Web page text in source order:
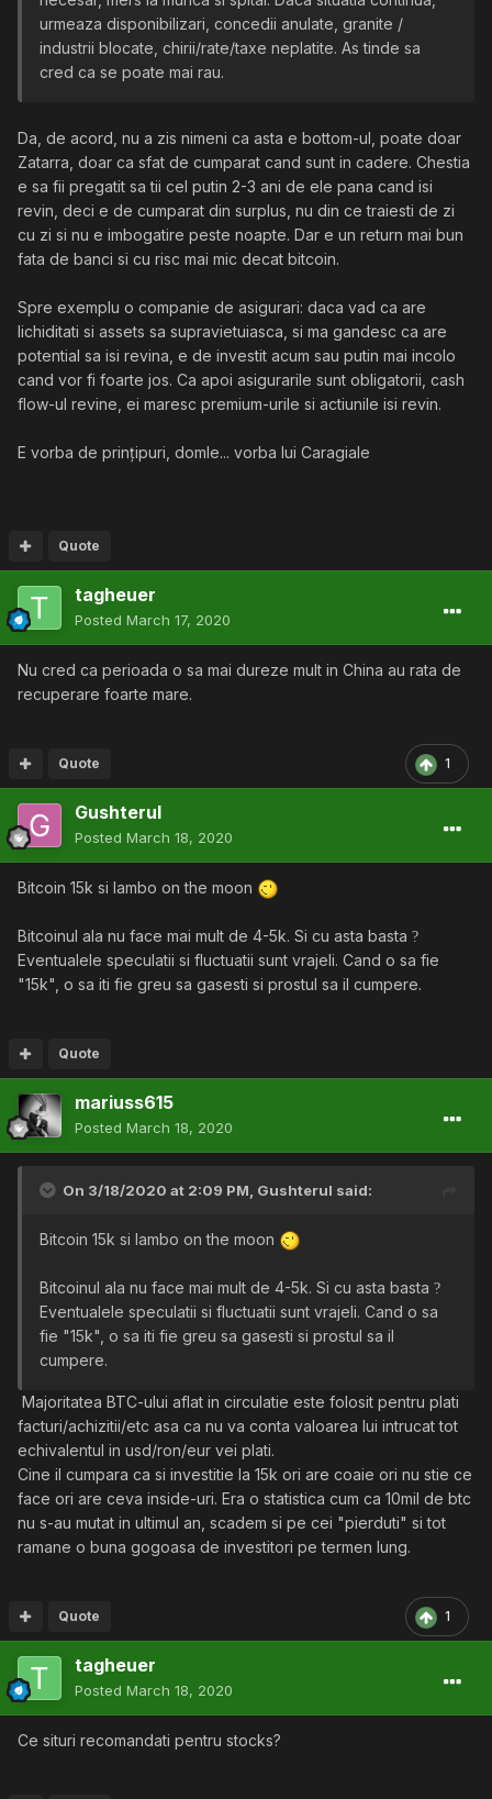
urmeaza disponibilizari, concedii anulate, granite /
industrii blocate, chirii/rate/taxe neplatite. As tinde sa
cred ca se poate mai rau.
Da, de acord, nu a zis nimeni ca asta e bottom-ul, poate doar
Zatarra, doar ca sfat de cumparat cand sunt in cadere. Chestia
e sa fii pregatit sa tii cel putin 2-3 ani de ele pana cand isi
revin, deci e de cumparat din surplus, nu din ce traiesti de zi
cu zi si nu e imbogatire peste noapte. Dar e un return mai bun
fata de banci si cu risc mai mic decat bitcoin.
Spre exemplu o companie de asigurari: daca vad ca are
lichiditati si assets sa supravietuiasca, si ma gandesc ca are
potential sa isi revina, e de investit acum sau putin mai incolo
cand vor fi foarte jos. Ca apoi asigurarile sunt obligatorii, cash
flow-ul revine, ei maresc premium-urile si actiunile isi revin.
E vorba de prințipuri, domle... vorba lui Caragiale
Quote
tagheuer
Posted March 17, 2020
Nu cred ca perioada o sa mai dureze mult in China au rata de
recuperare foarte mare.
1
Quote
Gushterul
Posted March 18, 2020
Bitcoin 15k si lambo on the moon
Bitcoinul ala nu face mai mult de 4-5k. Si cu asta basta ?
Eventualele speculatii si fluctuatii sunt vrajeli. Cand o sa fie
"15k", o sa iti fie greu sa gasesti si prostul sa il cumpere.
Quote
mariuss615
Posted March 18, 2020
On 3/18/2020 at 2:09 PM, Gushterul said:
Bitcoin 15k si lambo on the moon
Bitcoinul ala nu face mai mult de 4-5k. Si cu asta basta ?
Eventualele speculatii si fluctuatii sunt vrajeli. Cand o sa
fie "15k", o sa iti fie greu sa gasesti si prostul sa il
cumpere.
Majoritatea BTC-ului aflat in circulatie este folosit pentru plati
facturi/achizitii/etc asa ca nu va conta valoarea lui intrucat tot
echivalentul in usd/ron/eur vei plati.
Cine il cumpara ca si investitie la 15k ori are coaie ori nu stie ce
face ori are ceva inside-uri. Era o statistica cum ca 10mil de btc
nu s-au mutat in ultimul an, scadem si pe cei "pierduti" si tot
ramane o buna gogoasa de investitori pe termen lung.
1
Quote
tagheuer
Posted March 18, 2020
Ce situri recomandati pentru stocks?